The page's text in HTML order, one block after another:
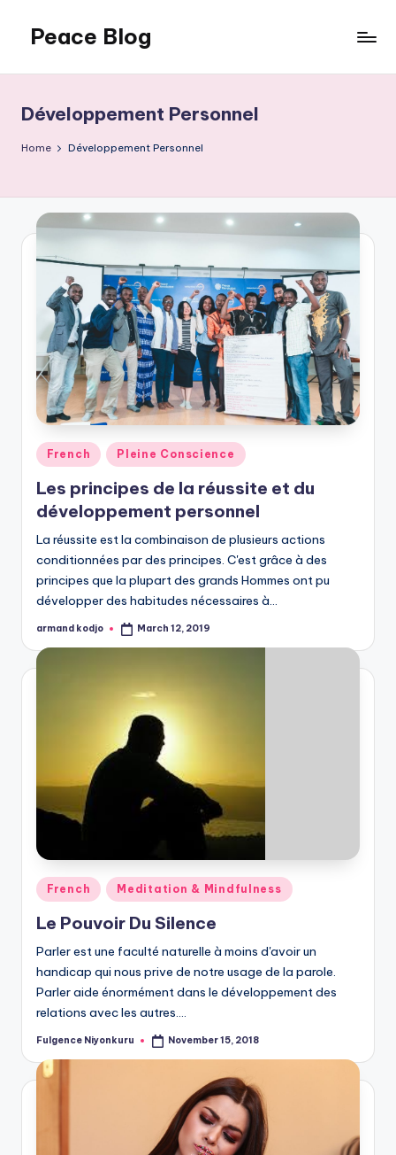
content
Peace Blog
Peace
Like
This
Développement Personnel
Home Développement Personnel
Posted
in
French Pleine Conscience
Les principes de la réussite et du
développement personnel
La réussite est la combinaison de plusieurs actions
conditionnées par des principes. C'est grâce à des
principes que la plupart des grands Hommes ont pu
développer des habitudes nécessaires à…
Posted
armand kodjo March 12, 2019
Posted
in
French Meditation & Mindfulness
Le Pouvoir Du Silence
Parler est une faculté naturelle à moins d'avoir un
handicap qui nous prive de notre usage de la parole.
Parler aide énormément dans le développement des
relations avec les autres.…
Posted
Fulgence Niyonkuru November 15, 2018